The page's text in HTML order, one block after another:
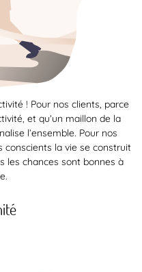
! Pour nos clients, parce
et qu’un maillon de la
l’ensemble. Pour nos
conscients la vie se construit
les chances sont bonnes à